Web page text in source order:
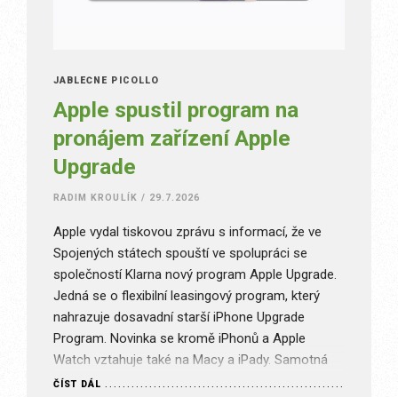
JABLEČNÉ PICOLLO
Apple spustil program na
pronájem zařízení Apple
Upgrade
RADIM KROULÍK / 29.7.2026
Apple vydal tiskovou zprávu s informací, že ve
Spojených státech spouští ve spolupráci se
společností Klarna nový program Apple Upgrade.
Jedná se o flexibilní leasingový program, který
nahrazuje dosavadní starší iPhone Upgrade
Program. Novinka se kromě iPhonů a Apple
Watch vztahuje také na Macy a iPady. Samotná
délka smluv je nastavená podle typu zařízení –…
ČÍST DÁL